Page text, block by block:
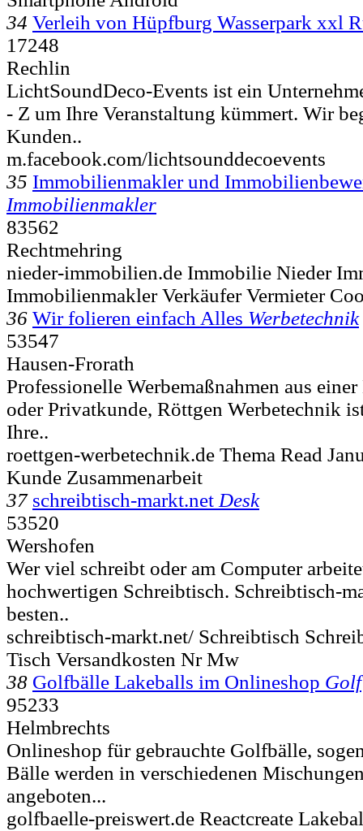
34 Verleih von Hüpfburg Wasserpark xxl
17248
Rechlin
LichtSoundDeco-Events ist ein
- Z um Ihre Veranstaltung kümmert. Wir
Kunden..
m.facebook.com/lichtsounddecoevents
35 Immobilienmakler und
Immobilienmakler
83562
Rechtmehring
nieder-immobilien.de Immobilie Nieder
Immobilienmakler Verkäufer Vermieter
36 Wir folieren einfach Alles Werbetechnik
53547
Hausen-Frorath
Professionelle Werbemaßnahmen aus
oder Privatkunde, Röttgen Werbetechnik
Ihre..
roettgen-werbetechnik.de Thema Read
Kunde Zusammenarbeit
37 schreibtisch-markt.net Desk
53520
Wershofen
Wer viel schreibt oder am Computer
hochwertigen Schreibtisch. Schreibtisch-
besten..
schreibtisch-markt.net/ Schreibtisch
Tisch Versandkosten Nr Mw
38 Golfbälle Lakeballs im Onlineshop Golf
95233
Helmbrechts
Onlineshop für gebrauchte Golfbälle,
Bälle werden in verschiedenen
angeboten...
golfbaelle-preiswert.de Reactcreate